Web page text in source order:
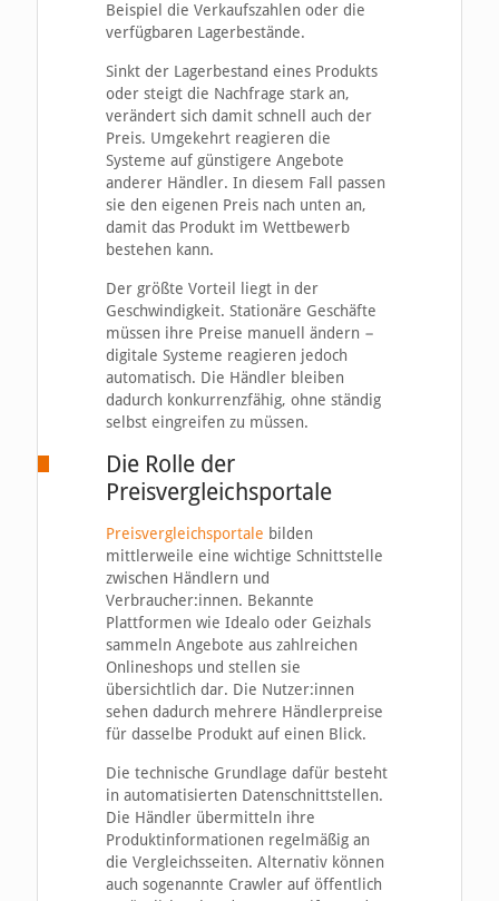
Beispiel die Verkaufszahlen oder die
verfügbaren Lagerbestände.
Sinkt der Lagerbestand eines Produkts
oder steigt die Nachfrage stark an,
verändert sich damit schnell auch der
Preis. Umgekehrt reagieren die
Systeme auf günstigere Angebote
anderer Händler. In diesem Fall passen
sie den eigenen Preis nach unten an,
damit das Produkt im Wettbewerb
bestehen kann.
Der größte Vorteil liegt in der
Geschwindigkeit. Stationäre Geschäfte
müssen ihre Preise manuell ändern −
digitale Systeme reagieren jedoch
automatisch. Die Händler bleiben
dadurch konkurrenzfähig, ohne ständig
selbst eingreifen zu müssen.
Die Rolle der
Preisvergleichsportale
Preisvergleichsportale bilden
mittlerweile eine wichtige Schnittstelle
zwischen Händlern und
Verbraucher:innen. Bekannte
Plattformen wie Idealo oder Geizhals
sammeln Angebote aus zahlreichen
Onlineshops und stellen sie
übersichtlich dar. Die Nutzer:innen
sehen dadurch mehrere Händlerpreise
für dasselbe Produkt auf einen Blick.
Die technische Grundlage dafür besteht
in automatisierten Datenschnittstellen.
Die Händler übermitteln ihre
Produktinformationen regelmäßig an
die Vergleichsseiten. Alternativ können
auch sogenannte Crawler auf öffentlich